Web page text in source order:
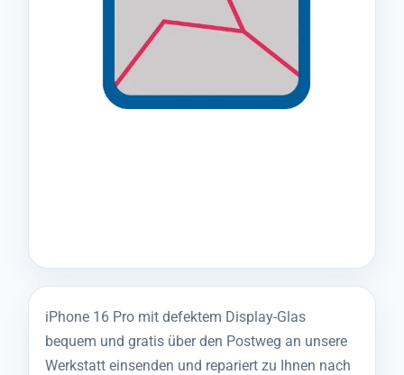
iPhone 16 Pro mit defektem Display-Glas
bequem und gratis über den Postweg an unsere
Werkstatt einsenden und repariert zu Ihnen nach